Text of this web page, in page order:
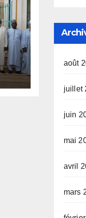
août
juillet
juin
mai
avril
mars